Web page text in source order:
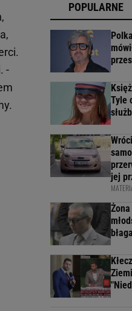
-
POPULARNE
Tyle
jej